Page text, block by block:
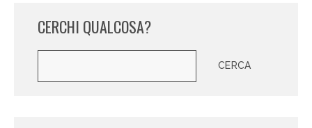
CERCHI QUALCOSA?
CERCA